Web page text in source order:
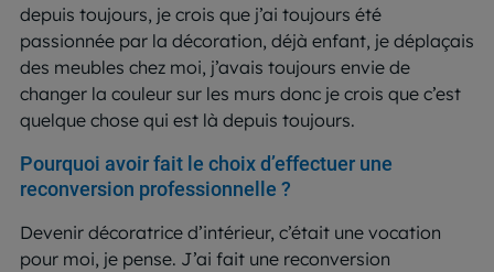
depuis toujours, je crois que j’ai toujours été
passionnée par la décoration, déjà enfant, je déplaçais
des meubles chez moi, j’avais toujours envie de
changer la couleur sur les murs donc je crois que c’est
quelque chose qui est là depuis toujours.
Pourquoi avoir fait le choix d’effectuer une
reconversion professionnelle ?
Devenir décoratrice d’intérieur, c’était une vocation
pour moi, je pense. J’ai fait une reconversion